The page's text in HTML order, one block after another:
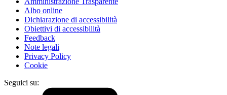
Albo online
Dichiarazione di accessibilità
Obiettivi di accessibilità
Feedback
Note legali
Privacy Policy
Cookie
Seguici su: